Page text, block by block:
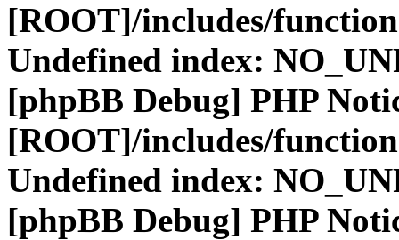
[ROOT]/includes/
Undefined index:
[phpBB Debug] PHP
[ROOT]/includes/
Undefined index:
[phpBB Debug] PHP